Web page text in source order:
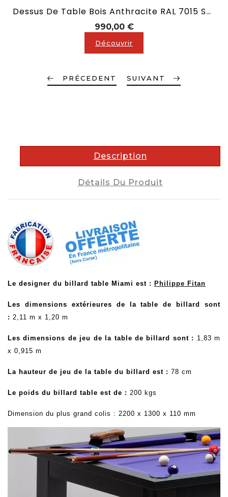
Dessus De Table Bois Anthracite RAL 7015 Sans Allonge En 2,10 M
990,00 €Prix
Découvrir
PRÉCEDENT SUIVANT
Description
Détails Du Produit
Le designer du billard table Miami est : Philippe Fitan
Les dimensions extérieures de la table de billard sont
: 2,11 m x 1,20 m
Les dimensions de jeu de la table de billard sont : 1,83 m
x 0,915 m
La hauteur de jeu de la table du billard est : 78 cm
Le poids du billard table est de : 200 kgs
Dimension du plus grand colis : 2200 x 1300 x 110 mm